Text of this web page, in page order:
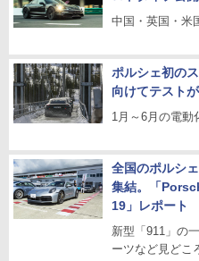
中国・英国・米
ポルシェ初の
向けてテスト
1月～6月の電動
全国のポルシ
集結。「
19」レポート
新型「911」の
ーツなど見どこ